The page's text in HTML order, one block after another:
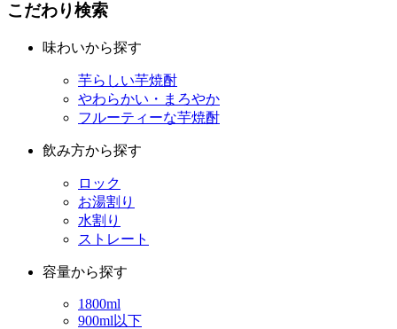
こだわり検索
味わいから探す
芋らしい芋焼酎
やわらかい・まろやか
フルーティーな芋焼酎
飲み方から探す
ロック
お湯割り
水割り
ストレート
容量から探す
1800ml
900ml以下